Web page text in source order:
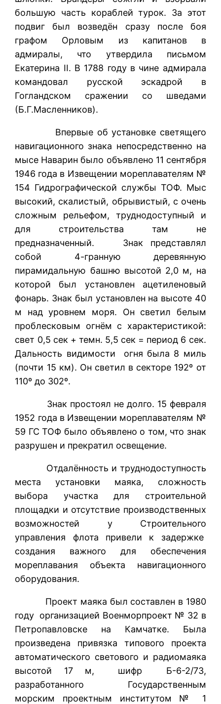
большую часть кораблей турок. За этот
подвиг был возведён сразу после боя
графом Орловым из капитанов в
адмиралы, что утвердила письмом
Екатерина II. В 1788 году в чине адмирала
командовал русской эскадрой в
Гогландском сражении со шведами
(Б.Г.Масленников).
Впервые об установке светящего
навигационного знака непосредственно на
мысе Наварин было объявлено 11 сентября
1946 года в Извещении мореплавателям №
154 Гидрографической службы ТОФ. Мыс
высокий, скалистый, обрывистый, с очень
сложным рельефом, труднодоступный и
для строительства там не
предназначенный. Знак представлял
собой 4-гранную деревянную
пирамидальную башню высотой 2,0 м, на
которой был установлен ацетиленовый
фонарь. Знак был установлен на высоте 40
м над уровнем моря. Он светил белым
проблесковым огнём с характеристикой:
свет 0,5 сек + темн. 5,5 сек = период 6 сек.
Дальность видимости огня была 8 миль
(почти 15 км). Он светил в секторе 192º от
110º до 302º.
Знак простоял не долго. 15 февраля
1952 года в Извещении мореплавателям №
59 ГС ТОФ было объявлено о том, что знак
разрушен и прекратил освещение.
Отдалённость и труднодоступность
места установки маяка, сложность
выбора участка для строительной
площадки и отсутствие производственных
возможностей у Строительного
управления флота привели к задержке
создания важного для обеспечения
мореплавания объекта навигационного
оборудования.
Проект маяка был составлен в 1980
году организацией Военморпроект № 32 в
Петропавловске на Камчатке. Была
произведена привязка типового проекта
автоматического светового и радиомаяка
высотой 17 м, шифр Б-6-2/73,
разработанного Государственным
морским проектным институтом № 1